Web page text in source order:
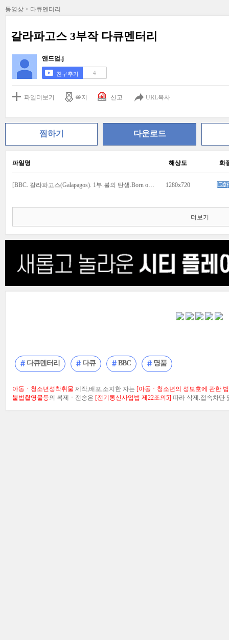
동영상 > 다큐멘터리
갈라파고스 3부작 다큐멘터리
앤드업.j
친구추가 4
파일더보기 쪽지 신고 URL복사
찜하기 다운로드
파일명 해상도 화
[BBC. 갈라파고스(Galapagos). 1부.불의 탄생.Born of Fire.720p.HDDVD.x264.mkv 1280x720
더보기
다큐멘터리 다큐 BBC 명품
아동ㆍ청소년성착취물 제작,배포,소지한 자는 [아동ㆍ청소년의 성보호에 관한
불법촬영물등의 복제ㆍ전송은 [전기통신사업법 제22조의5] 따라 삭제.접속차단